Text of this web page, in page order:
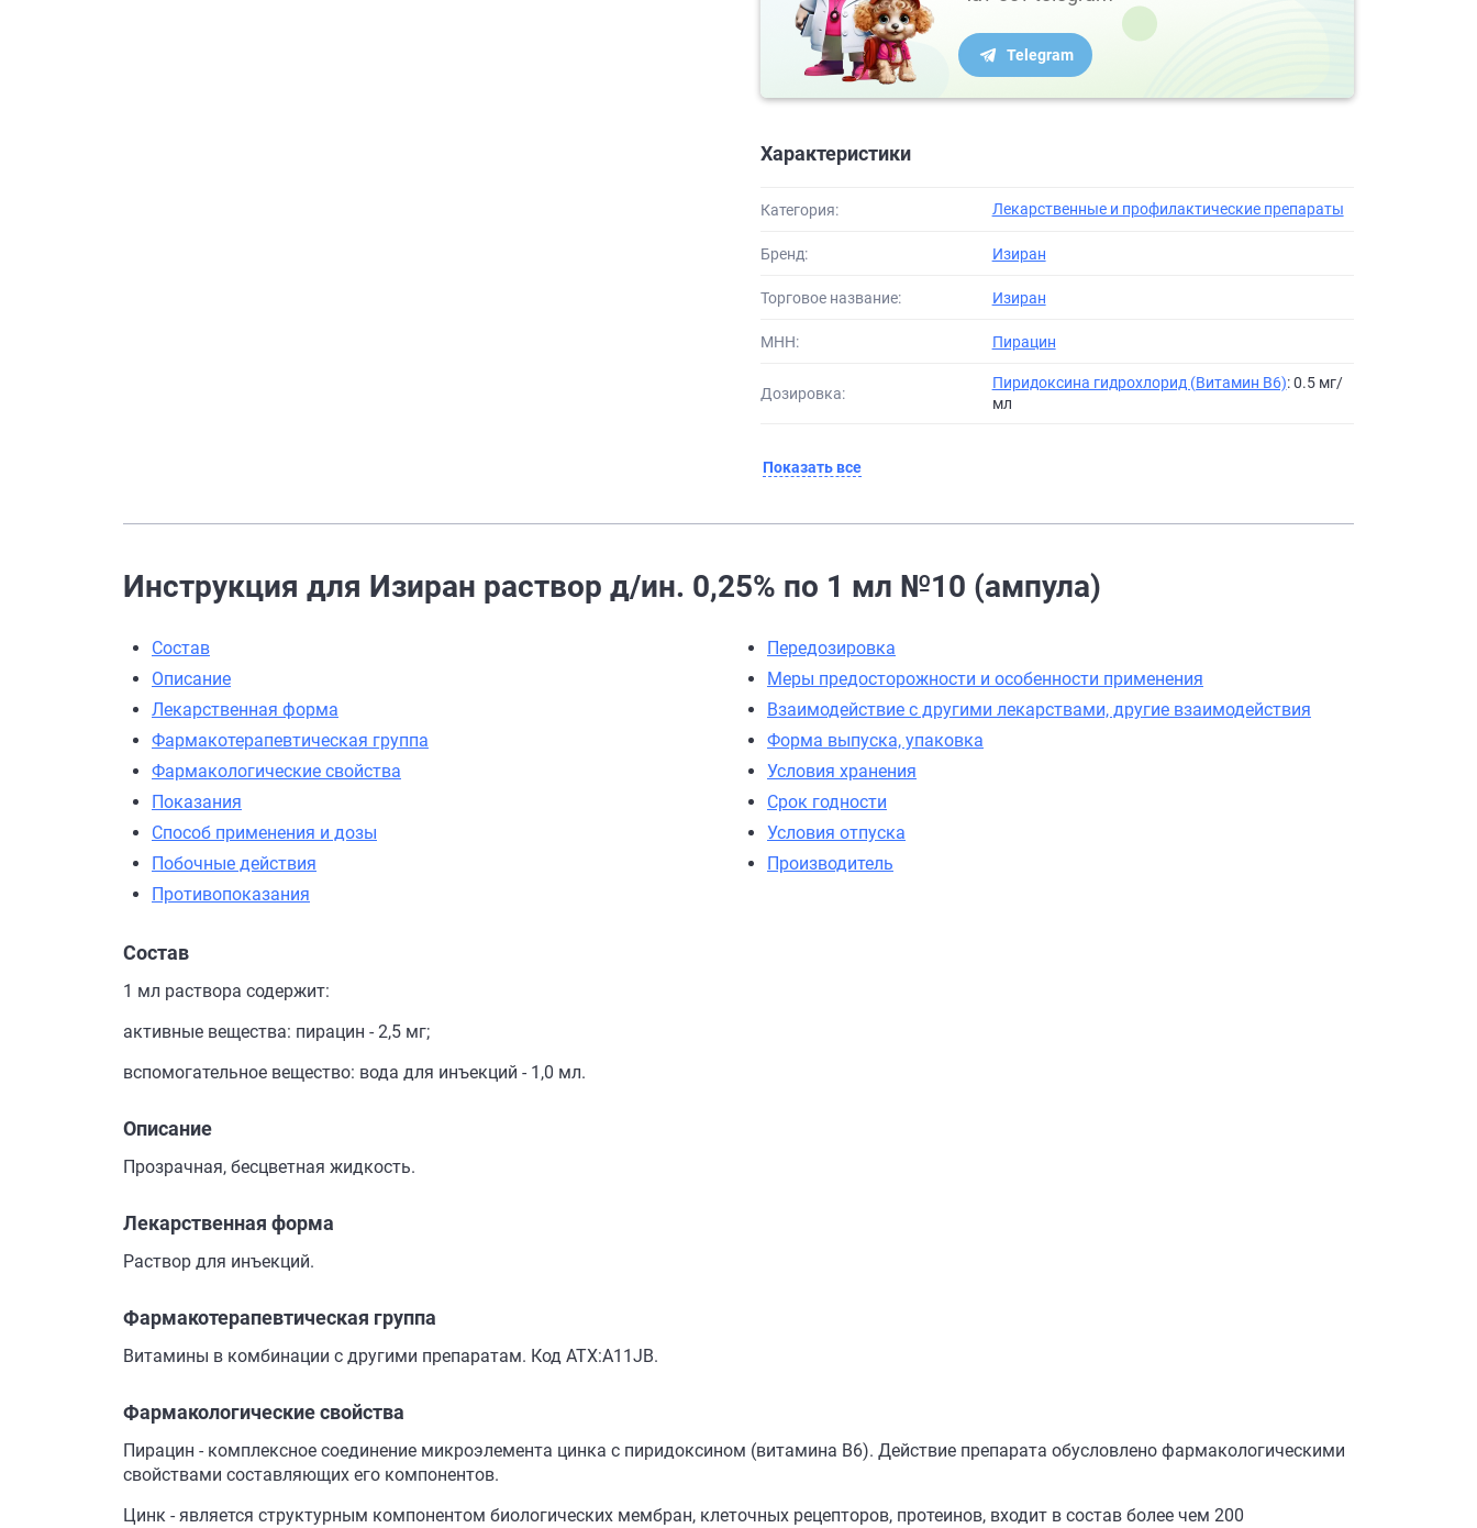
Telegram
Характеристики
Категория: Лекарственные и профилактические препараты
Бренд: Изиран
Торговое название: Изиран
МНН: Пирацин
Дозировка:
Пиридоксина гидрохлорид (Витамин B6): 0.5 мг/
мл
Показать все
Инструкция для Изиран раствор д/ин. 0,25% по 1 мл №10 (ампула)
Состав
Описание
Лекарственная форма
Фармакотерапевтическая группа
Фармакологические свойства
Показания
Способ применения и дозы
Побочные действия
Противопоказания
Передозировка
Меры предосторожности и особенности применения
Взаимодействие с другими лекарствами, другие взаимодействия
Форма выпуска, упаковка
Условия хранения
Срок годности
Условия отпуска
Производитель
Состав
1 мл раствора содержит:
активные вещества: пирацин - 2,5 мг;
вспомогательное вещество: вода для инъекций - 1,0 мл.
Описание
Прозрачная, бесцветная жидкость.
Лекарственная форма
Раствор для инъекций.
Фармакотерапевтическая группа
Витамины в комбинации с другими препаратам. Код АТХ:A11JB.
Фармакологические свойства
Пирацин - комплексное соединение микроэлемента цинка с пиридоксином (витамина В6). Действие препарата обусловлено фармакологическими
свойствами составляющих его компонентов.
Цинк - является структурным компонентом биологических мембран, клеточных рецепторов, протеинов, входит в состав более чем 200